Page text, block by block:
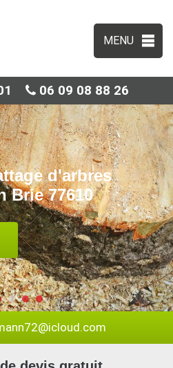
MENU
06 09 08 88 26
d'arbres
Brie 77610